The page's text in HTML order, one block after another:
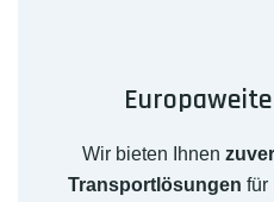
Wir bieten Ihnen
Transportlösungen für